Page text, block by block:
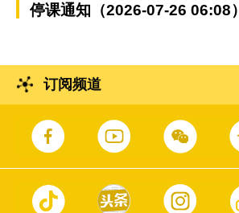
停课通知（2026-07-26 06:08）
订阅频道